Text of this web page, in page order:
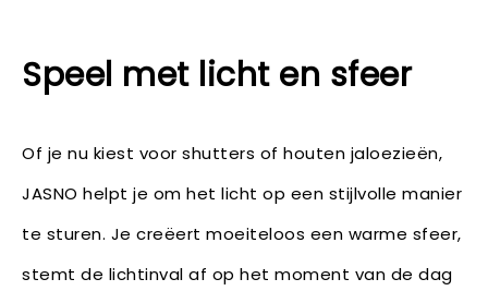
Speel met licht en sfeer
Of je nu kiest voor shutters of houten jaloezieën,
JASNO helpt je om het licht op een stijlvolle manier
te sturen. Je creëert moeiteloos een warme sfeer,
stemt de lichtinval af op het moment van de dag